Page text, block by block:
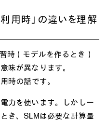
用時」の違いを理解
時（モデルを作るとき）
味が異なります。
時の話です。
力を使います。しかし一
き、SLMは必要な計算量